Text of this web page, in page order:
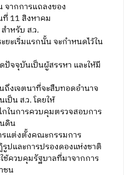
จากการแถลงของ
ที่ 11 สิงหาคม
ำหรับ ส.ว.
ยะเริ่มแรกนั้น จะกำหนดไว้ใน
จจุบันเป็นผู้สรรหา และให้มี
ถึงเจตนาที่จะสืบทอดอำนาจ
ป็น ส.ว. โดยให้
กในการควบคุมตรวจสอบการ
ดิน
รแต่งตั้งคณะกรรมการ
ปและการปรองดองแห่งชาติ
ช้ควบคุมรัฐบาลที่มาจากการ
ชน